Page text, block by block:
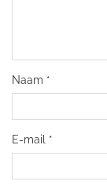
Naam *
E-mail *